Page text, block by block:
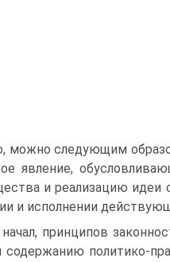
можно следующим
явление,
и реализацию
и исполнении
принципов
содержанию политико-